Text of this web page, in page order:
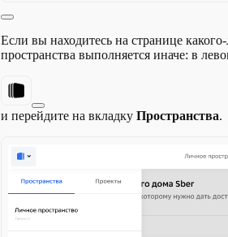
Если вы находитесь на странице
пространства выполняется иначе: в
и перейдите на вкладку Пространства.